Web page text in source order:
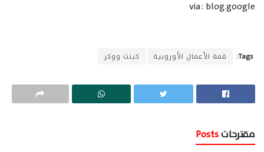
via: blog.google
Tags: قمة الأعمال الأوروبية كينت ووكر
مقترحات